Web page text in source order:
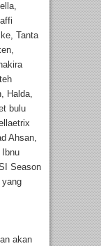
Tanta
Halda,
bulu
Ahsan,
Ibnu
Season
yang
akan